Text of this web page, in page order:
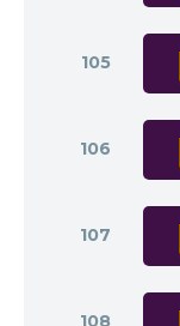
105
106
107
108